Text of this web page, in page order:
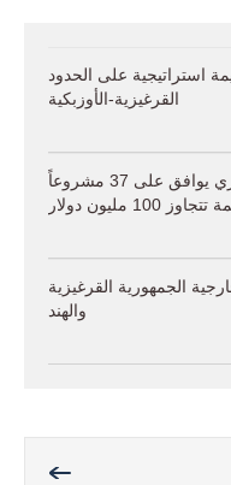
استراتيجية على الحدود
القرغيزية-الأوزبكية
صندوق التنمية الأوزبكي-القرغيزي يوافق على 37 مشروعاً
100 مليون دولار
الجمهورية القرغيزية
والهند